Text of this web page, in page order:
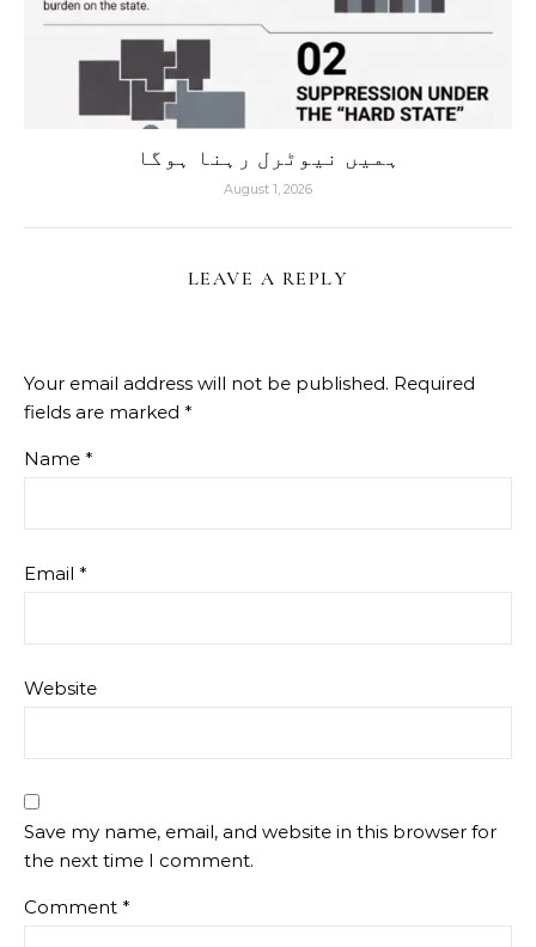
ہمیں نیوٹرل رہنا ہوگا
August 1, 2026
LEAVE A REPLY
Your email address will not be published. Required
fields are marked *
Name *
Email *
Website
Save my name, email, and website in this browser for
the next time I comment.
Comment *